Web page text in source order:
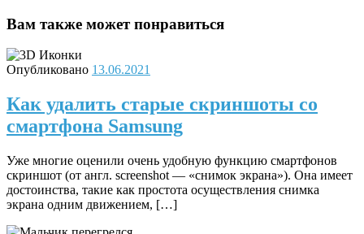
Вам также может понравиться
Опубликовано 13.06.2021
Как удалить старые скриншоты со
смартфона Samsung
Уже многие оценили очень удобную функцию смартфонов
скриншот (от англ. screenshot — «снимок экрана»). Она имеет
достоинства, такие как простота осуществления снимка
экрана одним движением, […]